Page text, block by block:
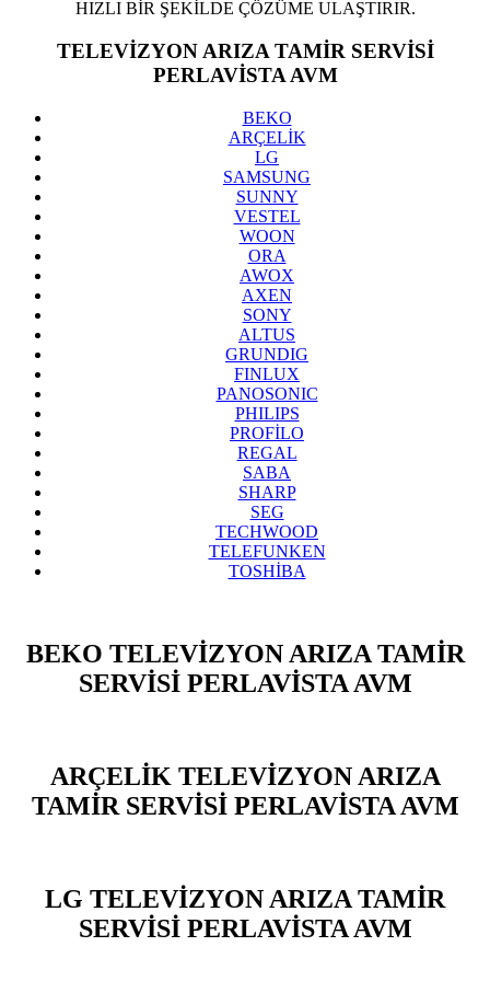
HIZLI BİR ŞEKİLDE ÇÖZÜME ULAŞTIRIR.
TELEVİZYON ARIZA TAMİR SERVİSİ
PERLAVİSTA AVM
BEKO
ARÇELİK
LG
SAMSUNG
SUNNY
VESTEL
WOON
ORA
AWOX
AXEN
SONY
ALTUS
GRUNDIG
FINLUX
PANOSONIC
PHILIPS
PROFİLO
REGAL
SABA
SHARP
SEG
TECHWOOD
TELEFUNKEN
TOSHİBA
BEKO TELEVİZYON ARIZA TAMİR
SERVİSİ PERLAVİSTA AVM
ARÇELİK TELEVİZYON ARIZA
TAMİR SERVİSİ PERLAVİSTA AVM
LG TELEVİZYON ARIZA TAMİR
SERVİSİ PERLAVİSTA AVM